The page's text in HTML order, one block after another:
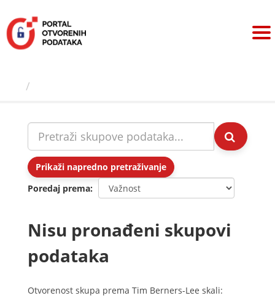
sadržaj
Prikaži napredno pretraživanje
Poredaj prema
Nisu pronađeni skupovi
podataka
Otvorenost skupa prema Tim Berners-Lee skali: